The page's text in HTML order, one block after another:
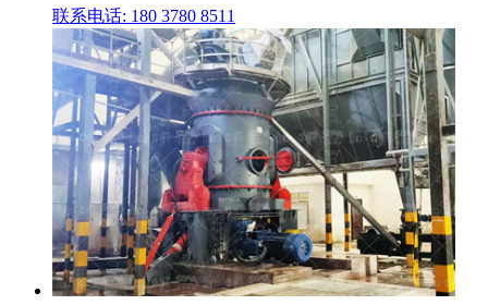
联系电话: 180 3780 8511